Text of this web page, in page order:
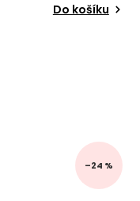
Do košíku
–24 %